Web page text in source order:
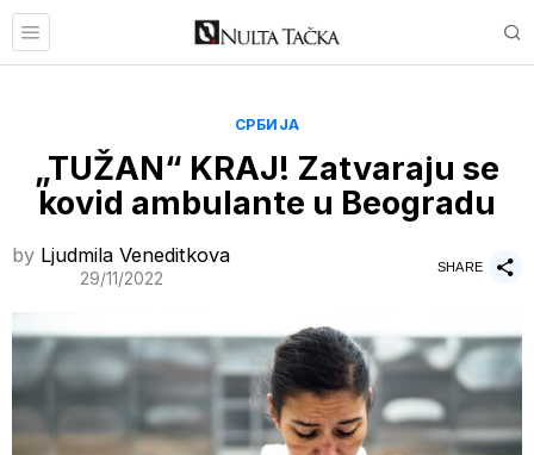
СРБИЈА
„TUŽAN“ KRAJ! Zatvaraju se
kovid ambulante u Beogradu
by Ljudmila Veneditkova
29/11/2022
SHARE